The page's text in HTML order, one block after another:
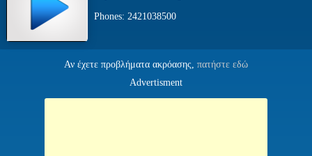
Phones: 2421038500
Αν έχετε προβλήματα ακρόασης, πατήστε εδώ
Advertisment